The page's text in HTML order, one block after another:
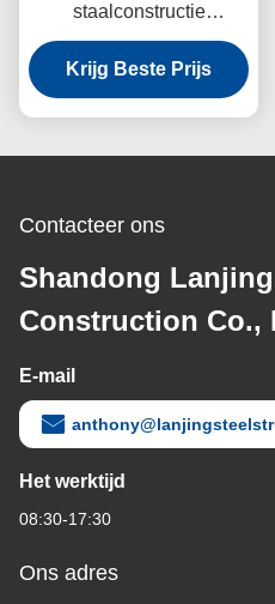
staalconstructie
werkplaats Metalen
gebouw sandwichpaneel
Krijg Beste Prijs
Contacteer ons
Shandong
Construction Co.,
E-mail
Het werktijd
08:30-17:30
Ons adres